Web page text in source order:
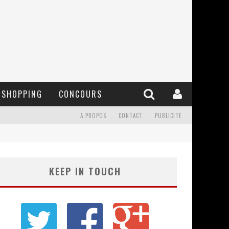
SHOPPING CONCOURS
A PROPOS CONTACT PUBLICITE
KEEP IN TOUCH